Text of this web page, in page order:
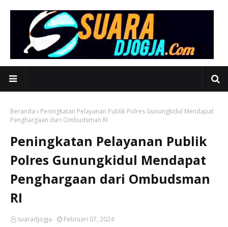
Beranda
Peningkatan Pelayanan Publik Polres Gunungkidul Mendapat
Penghargaan dari Ombudsman RI
Peningkatan Pelayanan Publik
Polres Gunungkidul Mendapat
Penghargaan dari Ombudsman
RI
suaradjogja Februari 07, 2024